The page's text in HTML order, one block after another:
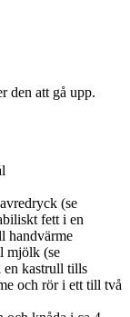
den att gå upp.
(se
fett i en
handvärme
mjölk (se
en kastrull tills
och rör i ett till två